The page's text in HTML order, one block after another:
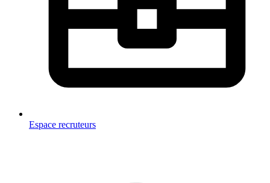
Espace recruteurs